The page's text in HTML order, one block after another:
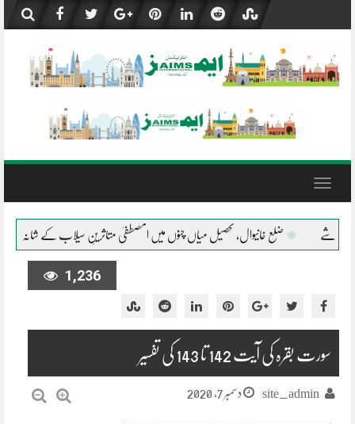
content
Toggle
میاں چنوں میں المصطفیٰ متاثرینِ سیلاب کے شانہ بشانہ جلال پور پیروالا
1,236
سورت بقرہ کی آیت 142 تا 143 کی تفسیر
site_admin دسمبر 7, 2020